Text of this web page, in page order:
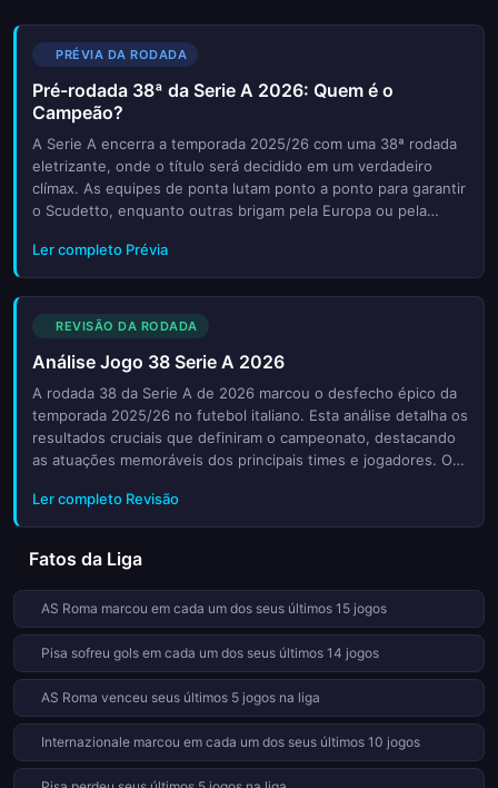
PRÉVIA DA RODADA
Pré-rodada 38ª da Serie A 2026: Quem é o
Campeão?
A Serie A encerra a temporada 2025/26 com uma 38ª rodada
eletrizante, onde o título será decidido em um verdadeiro
clímax. As equipes de ponta lutam ponto a ponto para garantir
o Scudetto, enquanto outras brigam pela Europa ou pela
confrontos-chave que definirão o destino dos clubes. Do
clássico milaneso às batalhas no Sul do país, cada minuto será
crucial. Os torcedores estão preparados para ver surpresas,
empates decisivos e vitórias avassaladoras. Acompanhe as
previsões, estatísticas e os cenários possíveis para coroar o
campeão italiano neste fim de semana histórico no futebol
europeu. Não perca nenhum detalhe desta conclusão épica.
Ler completo Prévia
REVISÃO DA RODADA
Análise Jogo 38 Serie A 2026
A rodada 38 da Serie A de 2026 marcou o desfecho épico da
temporada 2025/26 no futebol italiano. Esta análise detalha os
resultados cruciais que definiram o campeonato, destacando
as atuações memoráveis dos principais times e jogadores. Os
decisivos nos minutos finais e batalhas intensas tanto pelo
título quanto pela sobrevivência na elite. Ao longo deste
resumo, exploramos como cada partida contribuiu para o
cenário final do torneio, analisando estatísticas relevantes e
momentos-chave que ficaram marcados na história recente do
calcio. Seja você um torcedor apaixonado ou um observador
atento, este artigo oferece uma visão completa sobre os
eventos que encerraram essa campanha repleta de surpresas
e qualidade técnica. Descubra quais equipes selaram seus
destinos e quais histórias emocionantes foram escritas neste
último capítulo da competição italiana.
Ler completo Revisão
Fatos da Liga
AS Roma marcou em cada um dos seus últimos 15 jogos
Pisa sofreu gols em cada um dos seus últimos 14 jogos
AS Roma venceu seus últimos 5 jogos na liga
Internazionale marcou em cada um dos seus últimos 10 jogos